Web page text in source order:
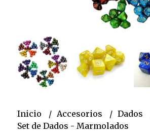
Inicio Accesorios
Dados
Set de Dados - Marmolados